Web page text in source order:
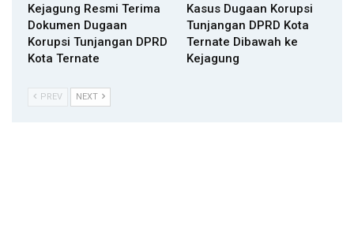
Kejagung Resmi Terima
Dokumen Dugaan
Korupsi Tunjangan DPRD
Kota Ternate
Kasus Dugaan Korupsi
Tunjangan DPRD Kota
Ternate Dibawah ke
Kejagung
PREV NEXT